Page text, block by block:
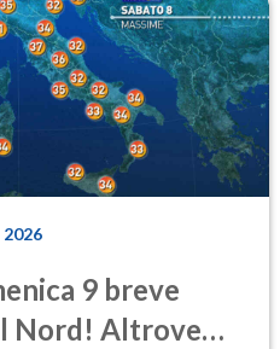
9 breve
Nord! Altrove